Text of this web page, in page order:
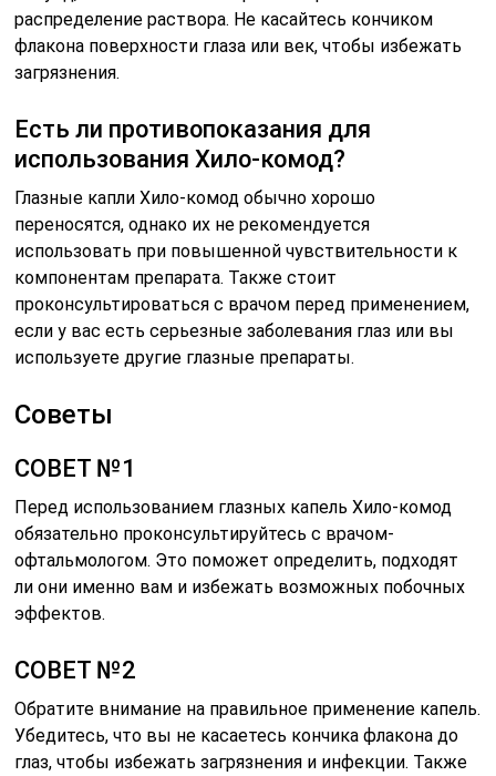
распределение раствора. Не касайтесь кончиком
флакона поверхности глаза или век, чтобы избежать
загрязнения.
Есть ли противопоказания для
использования Хило-комод?
Глазные капли Хило-комод обычно хорошо
переносятся, однако их не рекомендуется
использовать при повышенной чувствительности к
компонентам препарата. Также стоит
проконсультироваться с врачом перед применением,
если у вас есть серьезные заболевания глаз или вы
используете другие глазные препараты.
Советы
СОВЕТ №1
Перед использованием глазных капель Хило-комод
обязательно проконсультируйтесь с врачом-
офтальмологом. Это поможет определить, подходят
ли они именно вам и избежать возможных побочных
эффектов.
СОВЕТ №2
Обратите внимание на правильное применение капель.
Убедитесь, что вы не касаетесь кончика флакона до
глаз, чтобы избежать загрязнения и инфекции. Также